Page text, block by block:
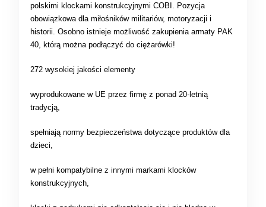
polskimi klockami konstrukcyjnymi COBI. Pozycja
obowiązkowa dla miłośników militariów, motoryzacji i
historii. Osobno istnieje możliwość zakupienia armaty PAK
40, którą można podłączyć do ciężarówki!
272 wysokiej jakości elementy
wyprodukowane w UE przez firmę z ponad 20-letnią
tradycją,
spełniają normy bezpieczeństwa dotyczące produktów dla
dzieci,
w pełni kompatybilne z innymi markami klocków
konstrukcyjnych,